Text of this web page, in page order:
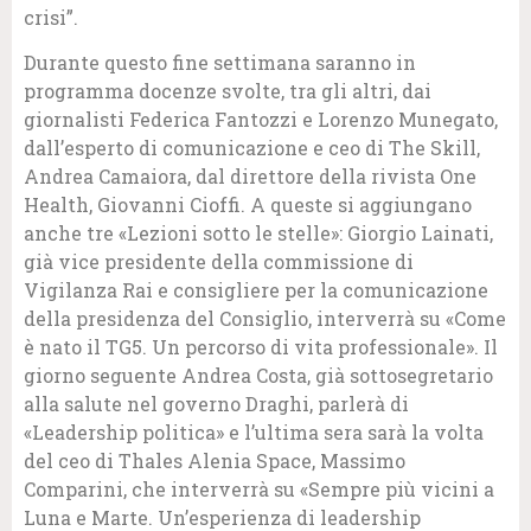
crisi”.
Durante questo fine settimana saranno in
programma docenze svolte, tra gli altri, dai
giornalisti Federica Fantozzi e Lorenzo Munegato,
dall’esperto di comunicazione e ceo di The Skill,
Andrea Camaiora, dal direttore della rivista One
Health, Giovanni Cioffi. A queste si aggiungano
anche tre «Lezioni sotto le stelle»: Giorgio Lainati,
già vice presidente della commissione di
Vigilanza Rai e consigliere per la comunicazione
della presidenza del Consiglio, interverrà su «Come
è nato il TG5. Un percorso di vita professionale». Il
giorno seguente Andrea Costa, già sottosegretario
alla salute nel governo Draghi, parlerà di
«Leadership politica» e l’ultima sera sarà la volta
del ceo di Thales Alenia Space, Massimo
Comparini, che interverrà su «Sempre più vicini a
Luna e Marte. Un’esperienza di leadership